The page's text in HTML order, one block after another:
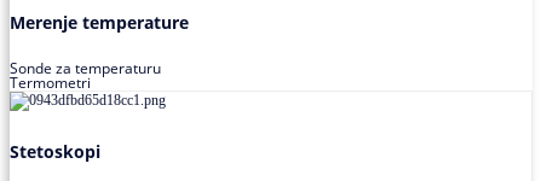
Merenje temperature
Sonde za temperaturu
Termometri
Stetoskopi